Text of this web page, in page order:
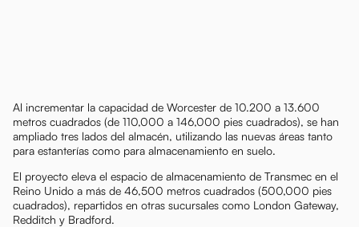
Al incrementar la capacidad de Worcester de 10.200 a 13.600
metros cuadrados (de 110,000 a 146,000 pies cuadrados), se han
ampliado tres lados del almacén, utilizando las nuevas áreas tanto
para estanterías como para almacenamiento en suelo.
El proyecto eleva el espacio de almacenamiento de Transmec en el
Reino Unido a más de 46,500 metros cuadrados (500,000 pies
cuadrados), repartidos en otras sucursales como London Gateway,
Redditch y Bradford.